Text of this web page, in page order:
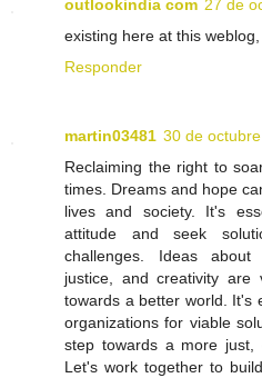
outlookindia com 27 de
existing here at this
Responder
martin03481 30 de
Reclaiming the right to
times. Dreams and hope
lives and society. It's
attitude and seek
challenges. Ideas about
justice, and creativity are
towards a better world. It's
organizations for viable
step towards a more just,
Let's work together to